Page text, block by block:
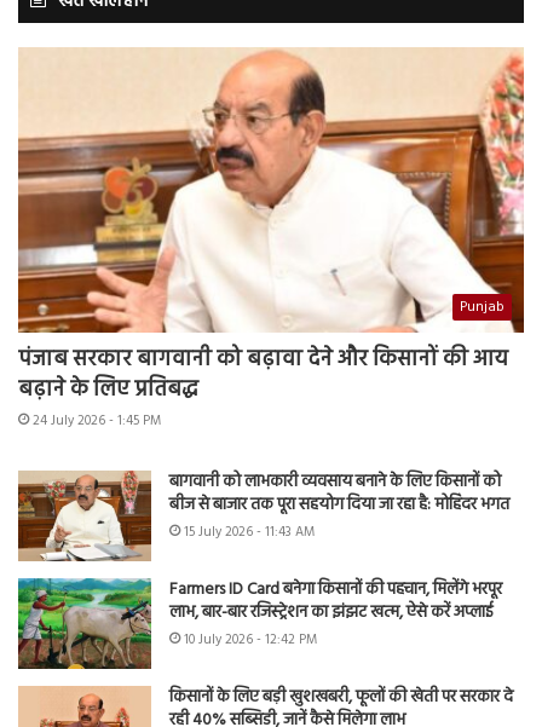
Punjab
पंजाब सरकार बागवानी को बढ़ावा देने और किसानों की आय
बढ़ाने के लिए प्रतिबद्ध
24 July 2026 - 1:45 PM
बागवानी को लाभकारी व्यवसाय बनाने के लिए किसानों को
बीज से बाजार तक पूरा सहयोग दिया जा रहा है: मोहिंदर भगत
15 July 2026 - 11:43 AM
Farmers ID Card बनेगा किसानों की पहचान, मिलेंगे भरपूर
लाभ, बार-बार रजिस्ट्रेशन का झंझट खत्म, ऐसे करें अप्लाई
10 July 2026 - 12:42 PM
किसानों के लिए बड़ी खुशखबरी, फूलों की खेती पर सरकार दे
रही 40% सब्सिडी, जानें कैसे मिलेगा लाभ